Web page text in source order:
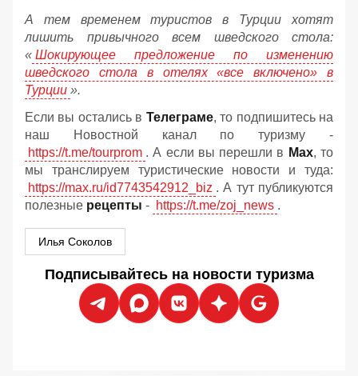
А тем временем туристов в Турции хотят
лишить привычного всем шведского стола:
« Шокирующее предложение по изменению
шведского стола в отелях «все включено» в
Турции ».
Если вы остались в Телеграме, то подпишитесь на
наш Новостной канал по туризму -
https://t.me/tourprom . А если вы перешли в Мах, то
мы транслируем туристические новости и туда:
https://max.ru/id7743542912_biz . А тут публикуются
полезные рецепты - https://t.me/zoj_news .
Илья Соколов
Подписывайтесь на новости туризма